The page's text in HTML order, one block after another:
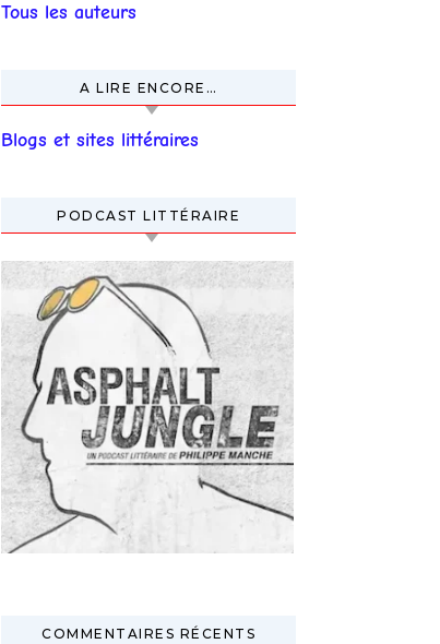
Tous les auteurs
A LIRE ENCORE…
Blogs et sites littéraires
PODCAST LITTÉRAIRE
COMMENTAIRES RÉCENTS